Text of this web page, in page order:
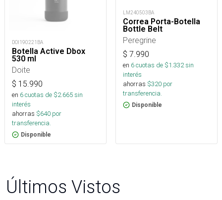
DOI190221BA
Botella Active Dbox
530 ml
Doite
$ 15.990
en 6cuotas de $2.665sin
interés
ahorras $640 por
transferencia.
Disponible
LM240503BA
Correa Porta-Botella
Bottle Belt
Peregrine
$ 7.990
en 6cuotas de $1.332sin
interés
ahorras $320 por
transferencia.
Disponible
Últimos Vistos